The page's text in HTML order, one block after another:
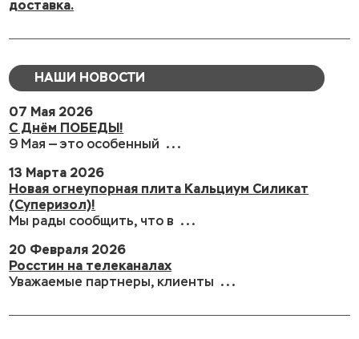
доставка.
НАШИ НОВОСТИ
07 Мая 2026
С Днём ПОБЕДЫ!
9 Мая — это особенный ...
13 Марта 2026
Новая огнеупорная плита Кальциум Силикат
(Суперизол)!
Мы рады сообщить, что в ...
20 Февраля 2026
Росстин на телеканалах
Уважаемые партнеры, клиенты ...